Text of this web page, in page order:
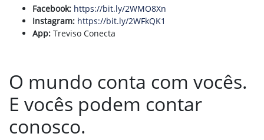
Facebook: https://bit.ly/2WMO8Xn
Instagram: https://bit.ly/2WFkQK1
App: Treviso Conecta
O mundo conta com vocês.
E vocês podem contar
conosco.